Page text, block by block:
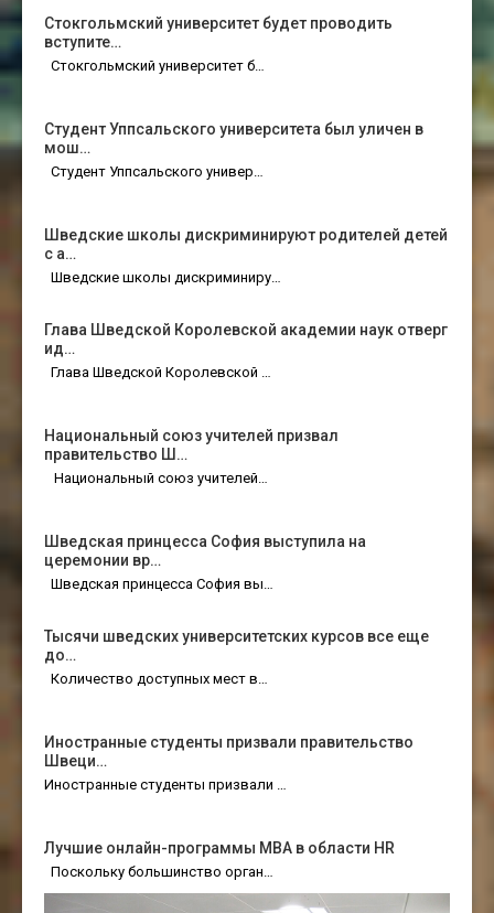
Стокгольмский университет будет проводить
вступите…
Стокгольмский университет б…
Студент Уппсальского университета был уличен в
мош…
Студент Уппсальского универ…
Шведские школы дискриминируют родителей детей
с а…
Шведские школы дискриминиру…
Глава Шведской Королевской академии наук отверг
ид…
Глава Шведской Королевской …
Национальный союз учителей призвал
правительство Ш…
Национальный союз учителей…
Шведская принцесса София выступила на
церемонии вр…
Шведская принцесса София вы…
Тысячи шведских университетских курсов все еще
до…
Количество доступных мест в…
Иностранные студенты призвали правительство
Швеци…
Иностранные студенты призвали …
Лучшие онлайн-программы MBA в области HR
Поскольку большинство орган…